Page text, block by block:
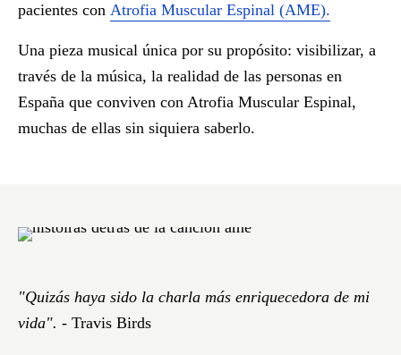
pacientes con Atrofia Muscular Espinal (AME).
Una pieza musical única por su propósito: visibilizar, a
través de la música, la realidad de las personas en
España que conviven con Atrofia Muscular Espinal,
muchas de ellas sin siquiera saberlo.
"Quizás haya sido la charla más enriquecedora de mi
vida". - Travis Birds